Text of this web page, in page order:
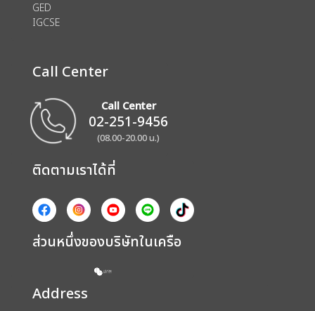
GED
IGCSE
Call Center
Call Center
02-251-9456
(08.00-20.00 น.)
ติดตามเราได้ที่
ส่วนหนึ่งของบริษัทในเครือ
Address